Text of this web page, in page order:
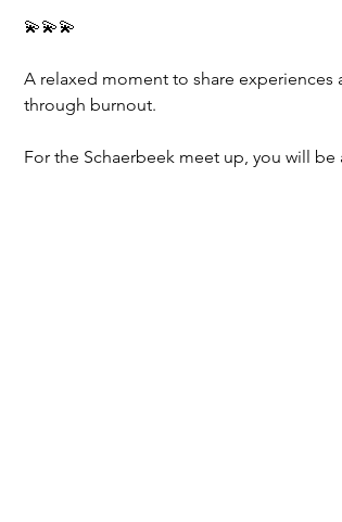
💫💫💫
A relaxed moment to share
through burnout.
For the Schaerbeek meet up, you will